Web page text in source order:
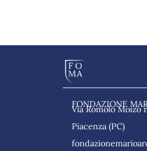
FONDAZIONE
Via Romolo Moizo
Piacenza (PC)